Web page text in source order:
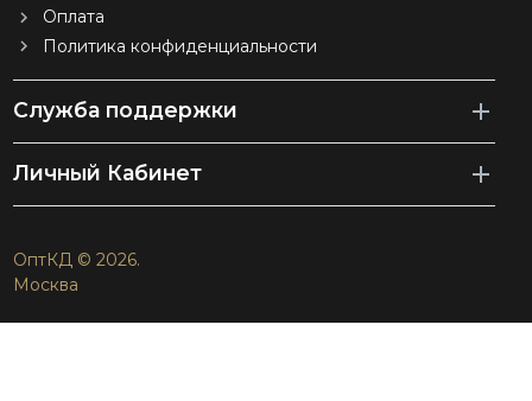
Оплата
Политика конфиденциальности
Служба поддержки
Личный Кабинет
ОптКД © 2026.
Москва